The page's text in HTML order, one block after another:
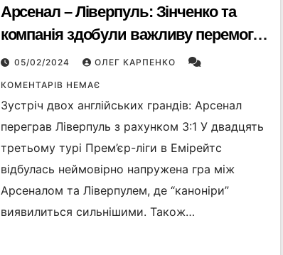
Арсенал – Ліверпуль: Зінченко та
компанія здобули важливу перемогу.
ВІДЕО
05/02/2024 ОЛЕГ КАРПЕНКО
КОМЕНТАРІВ НЕМАЄ
Зустріч двох англійських грандів: Арсенал
переграв Ліверпуль з рахунком 3:1 У двадцять
третьому турі Прем’єр-ліги в Емірейтс
відбулась неймовірно напружена гра між
Арсеналом та Ліверпулем, де “каноніри”
виявилиться сильнішими. Також…